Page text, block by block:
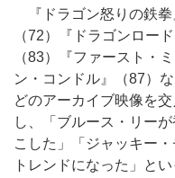
『ドラゴン怒りの鉄拳
（72）『ドラゴンロー
（83）『ファースト・
ン・コンドル』（87）
どのアーカイブ映像を
し、「ブルース・リー
こした」「ジャッキー
トレンドになった」と